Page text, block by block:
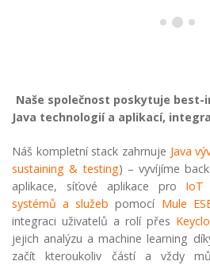
Naše společnost poskytuje best-
Java technologií a aplikací,
Náš kompletní stack zahrnuje Java
sustaining & testing) – vyvíjíme
aplikace, síťové aplikace pro IoT
systémů a služeb pomocí Mule
integraci uživatelů a rolí přes
jejich analýzu a machine learning
začít kteroukoliv částí a vždy